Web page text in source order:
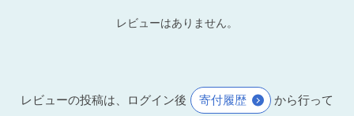
レビューはありません。
レビューの投稿は、ログイン後 寄付履歴
から行って